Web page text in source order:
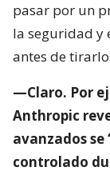
pasar por un
la seguridad y
antes de
—Claro. Por
Anthropic
avanzados se
controlado